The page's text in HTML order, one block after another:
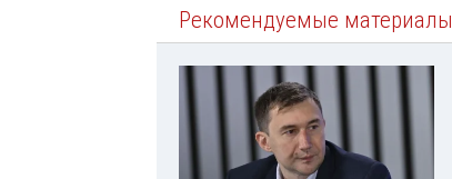
Рекомендуемые материалы